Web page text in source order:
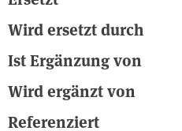
Wird ersetzt durch
Ist Ergänzung von
Wird ergänzt von
Referenziert